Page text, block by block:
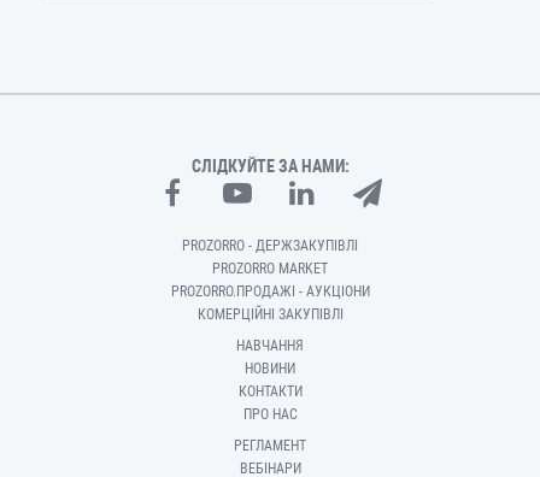
СЛІДКУЙТЕ ЗА НАМИ:
PROZORRO - ДЕРЖЗАКУПІВЛІ
PROZORRO MARKET
PROZORRO.ПРОДАЖІ - АУКЦІОНИ
КОМЕРЦІЙНІ ЗАКУПІВЛІ
НАВЧАННЯ
НОВИНИ
КОНТАКТИ
ПРО НАС
РЕГЛАМЕНТ
ВЕБІНАРИ